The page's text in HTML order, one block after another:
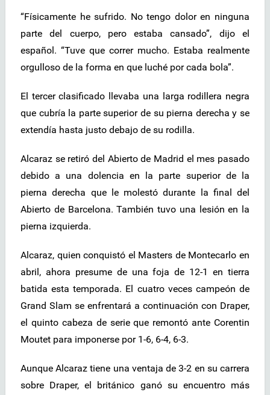
“Físicamente he sufrido. No tengo dolor en ninguna
parte del cuerpo, pero estaba cansado”, dijo el
español. “Tuve que correr mucho. Estaba realmente
orgulloso de la forma en que luché por cada bola”.
El tercer clasificado llevaba una larga rodillera negra
que cubría la parte superior de su pierna derecha y se
extendía hasta justo debajo de su rodilla.
Alcaraz se retiró del Abierto de Madrid el mes pasado
debido a una dolencia en la parte superior de la
pierna derecha que le molestó durante la final del
Abierto de Barcelona. También tuvo una lesión en la
pierna izquierda.
Alcaraz, quien conquistó el Masters de Montecarlo en
abril, ahora presume de una foja de 12-1 en tierra
batida esta temporada. El cuatro veces campeón de
Grand Slam se enfrentará a continuación con Draper,
el quinto cabeza de serie que remontó ante Corentin
Moutet para imponerse por 1-6, 6-4, 6-3.
Aunque Alcaraz tiene una ventaja de 3-2 en su carrera
sobre Draper, el británico ganó su encuentro más